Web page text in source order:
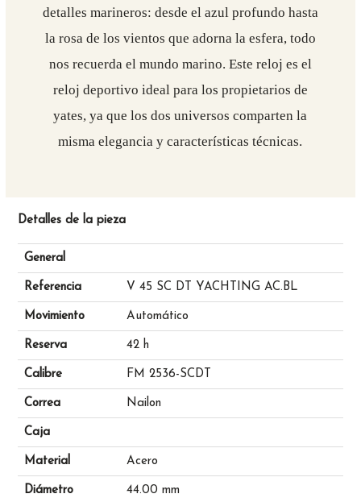
detalles marineros: desde el azul profundo hasta
la rosa de los vientos que adorna la esfera, todo
nos recuerda el mundo marino. Este reloj es el
reloj deportivo ideal para los propietarios de
yates, ya que los dos universos comparten la
misma elegancia y características técnicas.
Detalles de la pieza
General
Referencia V 45 SC DT YACHTING AC.BL
Movimiento Automático
Reserva 42 h
Calibre FM 2536-SCDT
Correa Nailon
Caja
Material Acero
Diámetro 44.00 mm